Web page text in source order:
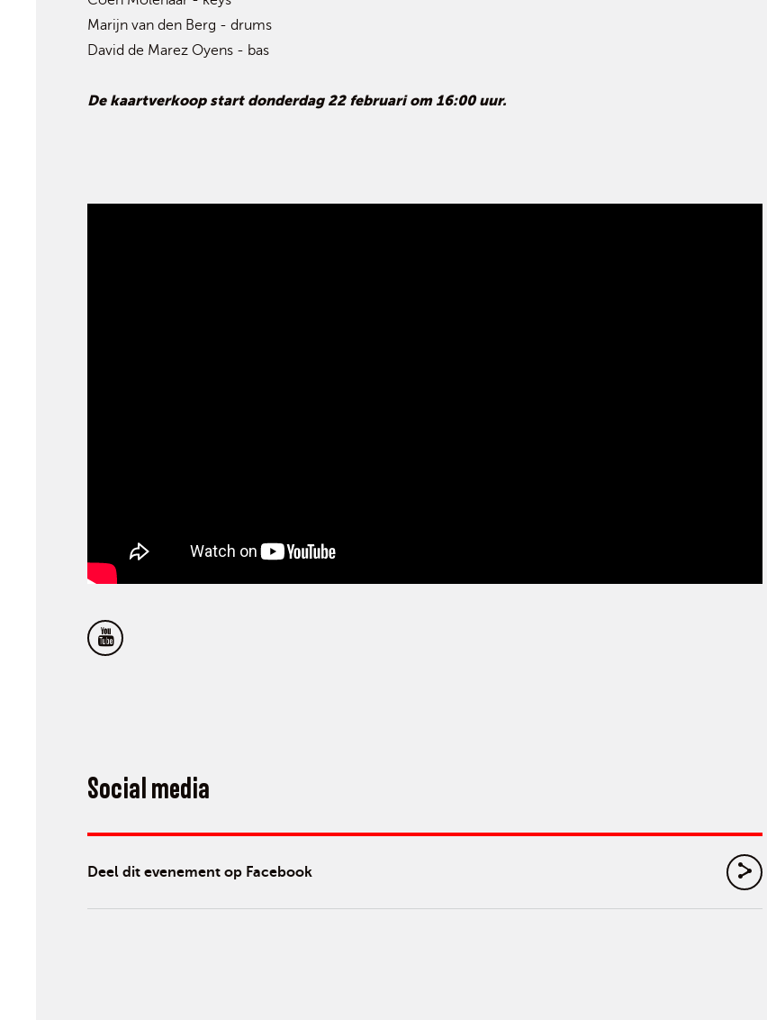
Marijn van den Berg - drums
David de Marez Oyens - bas
De kaartverkoop start donderdag 22 februari om 16:00 uur.
Social media
Deel dit evenement op Facebook